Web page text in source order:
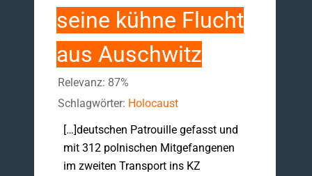
seine kühne Flucht
aus Auschwitz
Relevanz: 87%
Schlagwörter: Holocaust
[…]deutschen Patrouille gefasst und
mit 312 polnischen Mitgefangenen
im zweiten Transport ins KZ